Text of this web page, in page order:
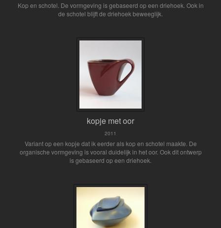
Kop en schotel. De vormgeving is gebaseerd op een driehoek. Ook in
de schotel blijft de driehoek beweeglijk.
kopje met oor
2011
Variant op een kopje dat ik eerder als kop en schotel maakte. De
organische vormgeving is vooral duidelijk in het oor. Ook dit ontwerp
is gebaseerd op een driehoek.